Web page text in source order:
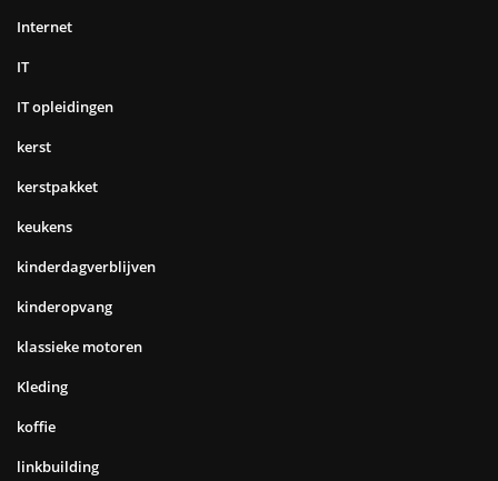
Internet
IT
IT opleidingen
kerst
kerstpakket
keukens
kinderdagverblijven
kinderopvang
klassieke motoren
Kleding
koffie
linkbuilding